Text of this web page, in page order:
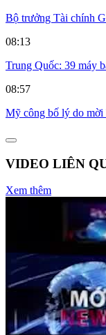
Bộ trưởng Tài chính
08:13
Trung Quốc: 39 máy
08:57
Mỹ công bố lý do mời
VIDEO LIÊN
Xem thêm